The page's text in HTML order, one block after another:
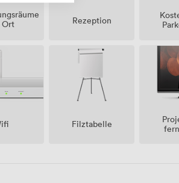
Ort
Rezeption
Filztabelle